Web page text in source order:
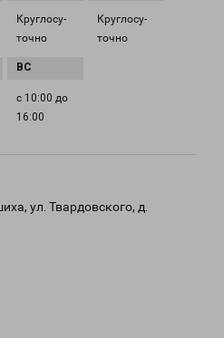
Круглосу­
точно
Круглосу­
точно
с 10:00 до
16:00
ул. Твардовского, д.